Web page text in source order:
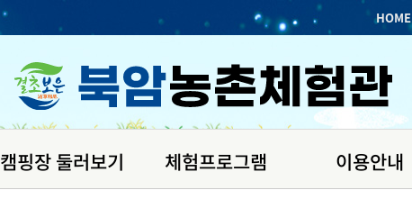
HOME
캠핑장 둘러보기 체험프로그램 이용안내